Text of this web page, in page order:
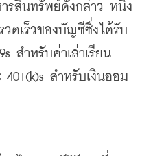
รสินทรัพย์ดังกล่าว หนึ่ง
วดเร็วของบัญชีซึ่งได้รับ
สำหรับค่าเล่าเรียน
401(k)s สำหรับเงินออม